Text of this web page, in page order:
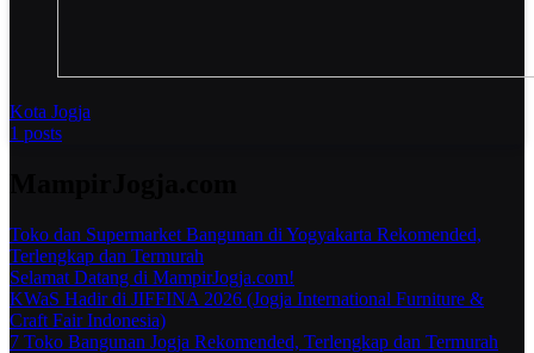
Kota Jogja
1 posts
Toko dan Supermarket Bangunan di Yogyakarta Rekomended,
Terlengkap dan Termurah
Selamat Datang di MampirJogja.com!
KWaS Hadir di JIFFINA 2026 (Jogja International Furniture &
Craft Fair Indonesia)
7 Toko Bangunan Jogja Rekomended, Terlengkap dan Termurah